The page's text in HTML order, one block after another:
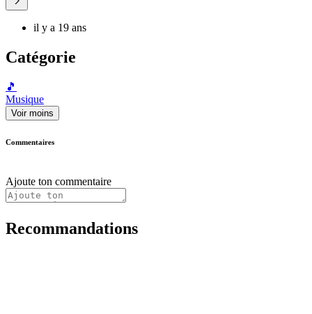
il y a 19 ans
Catégorie
🎵
Musique
Voir moins
Commentaires
Ajoute ton commentaire
Recommandations